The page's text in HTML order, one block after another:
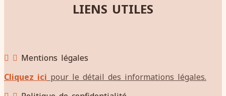
LIENS UTILES
Mentions légales
Cliquez ici pour le détail des informations légales.